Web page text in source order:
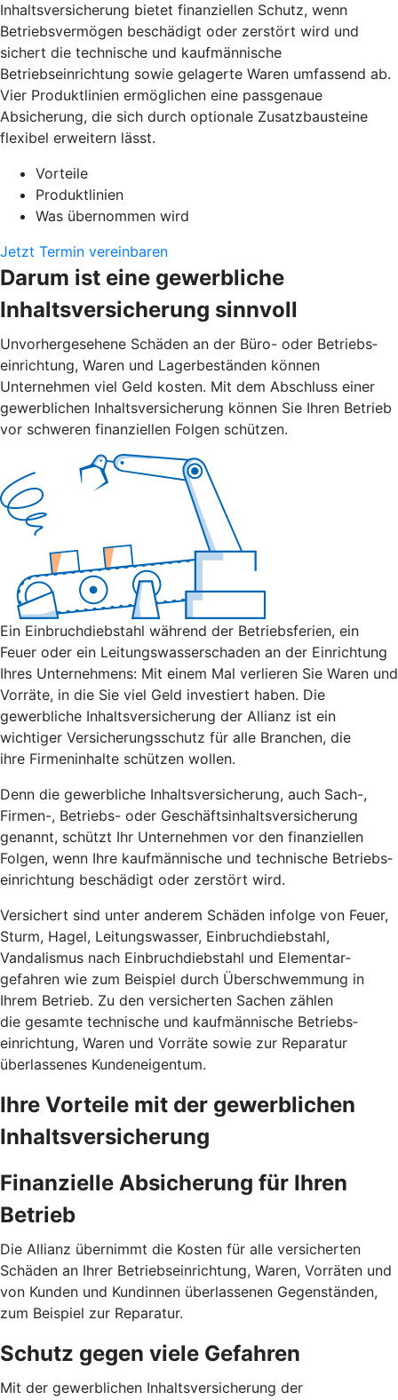
Inhaltsversicherung bietet finanziellen Schutz, wenn
Betriebsvermögen beschädigt oder zerstört wird und
sichert die technische und kaufmännische
Betriebseinrichtung sowie gelagerte Waren umfassend ab.
Vier Produktlinien ermöglichen eine passgenaue
Absicherung, die sich durch optionale Zusatzbausteine
flexibel erweitern lässt.
Vorteile
Produktlinien
Was übernommen wird
Jetzt Termin vereinbaren
Darum ist eine gewerbliche
Inhaltsversicherung sinnvoll
Unvorher­gesehene Schäden an der Büro- oder Betriebs­
einrichtung, Waren und Lager­beständen können
Unternehmen viel Geld kosten. Mit dem Abschluss einer
gewerblichen Inhalts­versicherung können Sie Ihren Betrieb
vor schweren finanziellen Folgen schützen.
Ein Einbruch­diebstahl während der Betriebs­ferien, ein
Feuer oder ein Leitungs­wasserschaden an der Einrichtung
Ihres Unternehmens: Mit einem Mal verlieren Sie Waren und
Vorräte, in die Sie viel Geld investiert haben. Die
gewerbliche Inhalts­versicherung der Allianz ist ein
wichtiger Versicherungsschutz für alle Branchen, die
ihre Firmeninhalte schützen wollen.
Denn die gewerbliche Inhalts­versicherung, auch Sach-,
Firmen-, Betriebs- oder Geschäfts­inhalts­versicherung
genannt, schützt Ihr Unternehmen vor den finanziellen
Folgen, wenn Ihre kauf­männische und technische Betriebs­
einrichtung beschädigt oder zerstört wird.
Versichert sind unter anderem Schäden infolge von Feuer,
Sturm, Hagel, Leitungswasser, Einbruch­diebstahl,
Vandalismus nach Einbruch­diebstahl und Elementar­
gefahren wie zum Beispiel durch Über­schwemmung in
Ihrem Betrieb. Zu den versicherten Sachen zählen
die gesamte technische und kauf­männische Betriebs­
einrichtung, Waren und Vorräte sowie zur Reparatur
überlassenes Kunden­eigentum.
Ihre Vorteile mit der gewerblichen
Inhalts­versicherung
Finanzielle Absicherung für Ihren
Betrieb
Die Allianz übernimmt die Kosten für alle versicherten
Schäden an Ihrer Betriebseinrichtung, Waren, Vorräten und
von Kunden und Kundinnen überlassenen Gegenständen,
zum Beispiel zur Reparatur.
Schutz gegen viele Gefahren
Mit der gewerblichen Inhalts­versicherung der